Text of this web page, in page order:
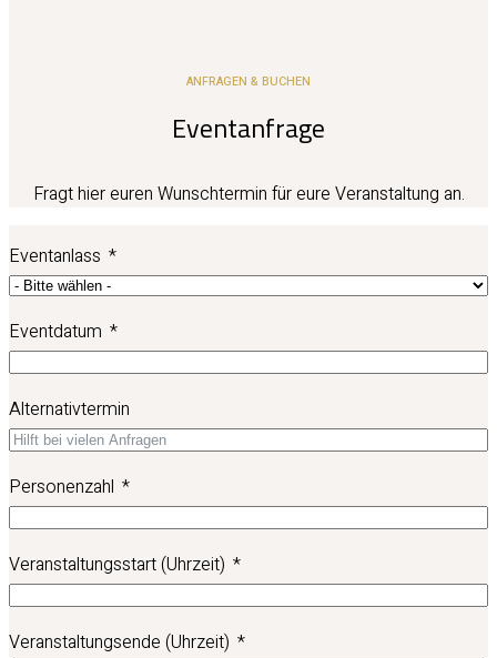
ANFRAGEN & BUCHEN
Eventanfrage
Fragt hier euren Wunschtermin für eure Veranstaltung an.
Eventanlass
Eventdatum
Alternativtermin
Personenzahl
Veranstaltungsstart (Uhrzeit)
Veranstaltungsende (Uhrzeit)